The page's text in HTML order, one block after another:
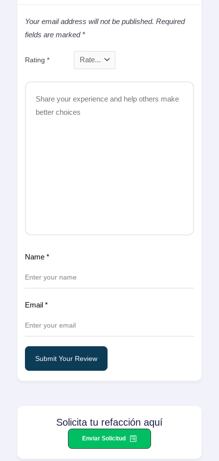
Your email address will not be published. Required
fields are marked *
Rating *
Name *
Email *
Submit Your Review
Solicita tu refacción aquí
Enviar Solicitud